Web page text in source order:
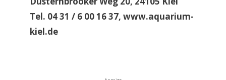
Tel. 04 31 / 6 00 16 37, www.aquarium-
kiel.de